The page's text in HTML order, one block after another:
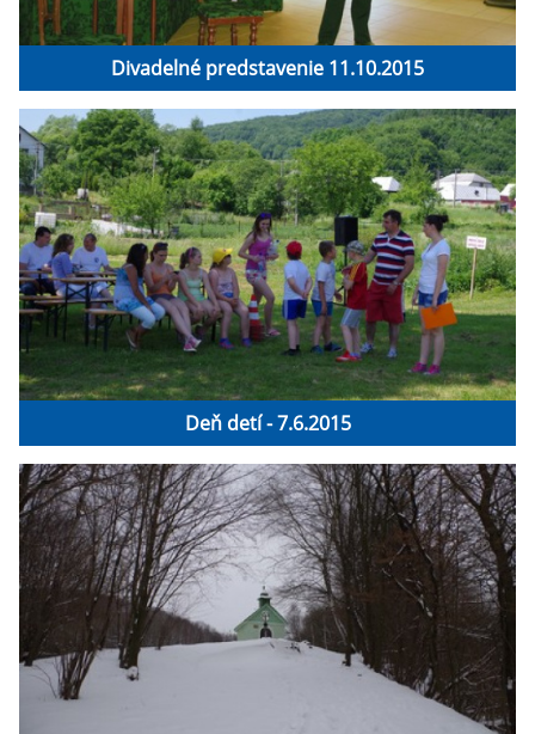
Divadelné predstavenie 11.10.2015
Deň detí - 7.6.2015